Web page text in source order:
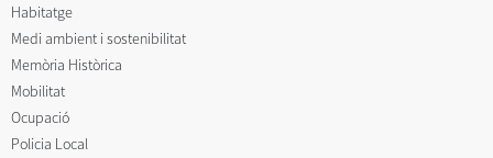
Habitatge
Medi ambient i sostenibilitat
Memòria Històrica
Mobilitat
Ocupació
Policia Local